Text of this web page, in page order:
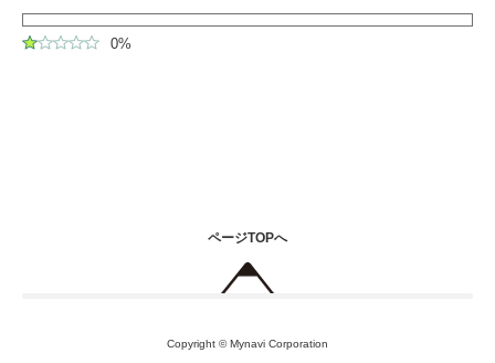
0%
ページTOPへ
Copyright © Mynavi Corporation